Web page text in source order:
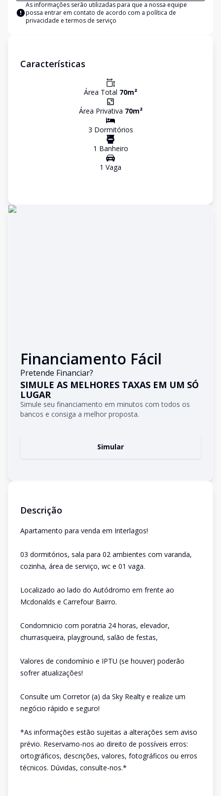
As informações serão utilizadas para que a nossa equipe
possa entrar em contato de acordo com a política de
privacidade e termos de serviço
Características
Área Total 70m²
Área Privativa 70m²
3 Dormitórios
1 Banheiro
1 Vaga
Financiamento Fácil
Pretende Financiar?
SIMULE AS MELHORES TAXAS EM UM SÓ
LUGAR
Simule seu financiamento em minutos com todos os
bancos e consiga a melhor proposta.
Simular
Descrição
Apartamento para venda em Interlagos!
03 dormitórios, sala para 02 ambientes com varanda,
cozinha, área de serviço, wc e 01 vaga.
Localizado ao lado do Autódromo em frente ao
Mcdonalds e Carrefour Bairro.
Condomnicio com poratria 24 horas, elevador,
churrasqueira, playground, salão de festas,
Valores de condomínio e IPTU (se houver) poderão
sofrer atualizações!
Consulte um Corretor (a) da Sky Realty e realize um
negócio rápido e seguro!
*As informações estão sujeitas a alterações sem aviso
prévio. Reservamo-nos ao direito de possíveis erros:
ortográficos, descrições, valores, fotográficos ou erros
técnicos. Dúvidas, consulte-nos.*